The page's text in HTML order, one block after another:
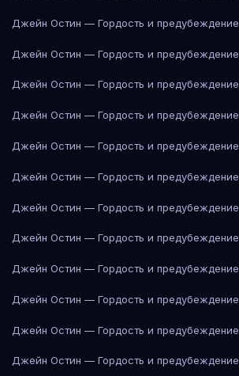
Джейн Остин — Гордость и предубеждение
Джейн Остин — Гордость и предубеждение
Джейн Остин — Гордость и предубеждение
Джейн Остин — Гордость и предубеждение
Джейн Остин — Гордость и предубеждение
Джейн Остин — Гордость и предубеждение
Джейн Остин — Гордость и предубеждение
Джейн Остин — Гордость и предубеждение
Джейн Остин — Гордость и предубеждение
Джейн Остин — Гордость и предубеждение
Джейн Остин — Гордость и предубеждение
Джейн Остин — Гордость и предубеждение